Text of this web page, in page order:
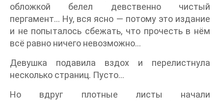
обложкой белел девственно чистый
пергамент… Ну, вся ясно — потому это издание
и не попыталось сбежать, что прочесть в нём
всё равно ничего невозможно…
Девушка подавила вздох и перелистнула
несколько страниц. Пусто…
Но вдруг плотные листы начали